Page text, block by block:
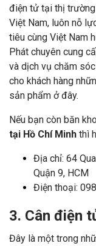
điện tử tại thị
Việt Nam, luôn nỗ
tiêu cùng Việt Nam
Phát chuyên cung
và dịch vụ chăm
cho khách hàng
sản phẩm ở đây.
Nếu bạn còn băn
tại Hồ Chí Minh thì
Địa chỉ: 64
Quận 9, HCM
Điện thoại:
3. Cân điện
Đây là một trong